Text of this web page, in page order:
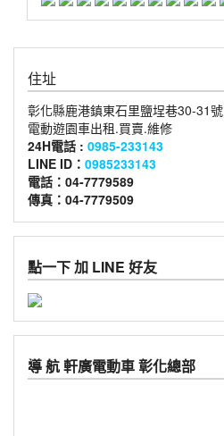
住址
彰化縣鹿港鎮東石里鹽埕巷30-31號
電動遊園車出租.買賣.維修
24H電話 : 0985-233143
LINE ID： 0985233143
電話：04-7779589
傳真：04-7779509
點一下 加 LINE 好友
導 航 軒廣電動車 彰化總部